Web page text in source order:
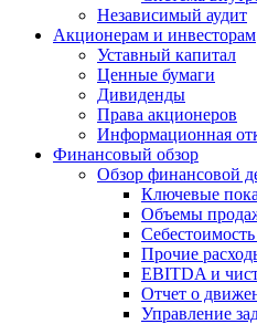
Независимый аудит
Акционерам и инвесторам
Уставный капитал
Ценные бумаги
Дивиденды
Права акционеров
Информационная
Финансовый обзор
Обзор финансовой
Ключевые
Объемы
Прочие
EBITDA и
Отчет о
Управление